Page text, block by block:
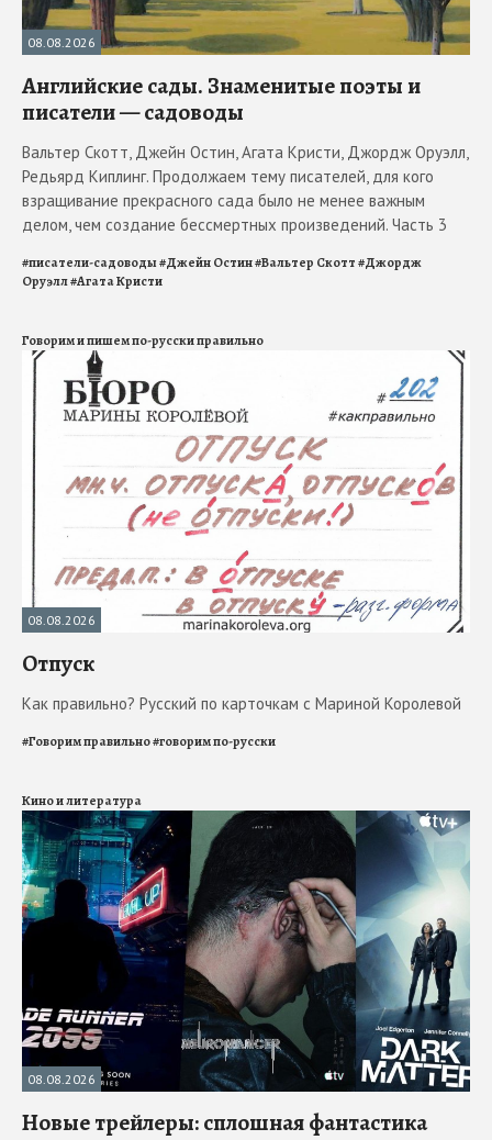
08.08.2026
Английские сады. Знаменитые поэты и
писатели — садоводы
Вальтер Скотт, Джейн Остин, Агата Кристи, Джордж Оруэлл,
Редьярд Киплинг. Продолжаем тему писателей, для кого
взращивание прекрасного сада было не менее важным
делом, чем создание бессмертных произведений. Часть 3
#писатели-садоводы#Джейн Остин#Вальтер Скотт#Джордж
Оруэлл#Агата Кристи
Говорим и пишем по-русски правильно
08.08.2026
Отпуск
Как правильно? Русский по карточкам с Мариной Королевой
#Говорим правильно#говорим по-русски
Кино и литература
08.08.2026
Новые трейлеры: сплошная фантастика